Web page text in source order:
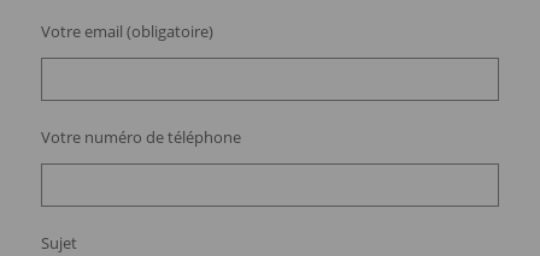
Votre email (obligatoire)
Votre numéro de téléphone
Sujet